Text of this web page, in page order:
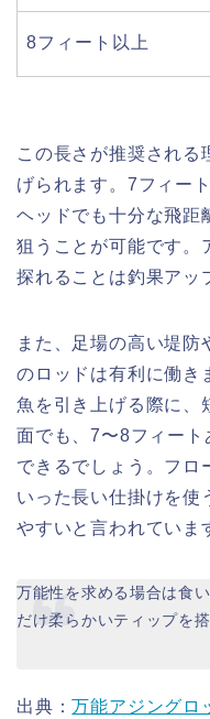
8フィート以上
この長さが推奨される
げられます。7フィー
ヘッドでも十分な飛距
狙うことが可能です。
探れることは釣果アッ
また、足場の高い堤防
のロッドは有利に働き
魚を引き上げる際に、
面でも、7〜8フィー
できるでしょう。フロ
いった長い仕掛けを使
やすいと言われていま
万能性を求める場合は食
だけ柔らかいティップを
出典：万能アジングロ